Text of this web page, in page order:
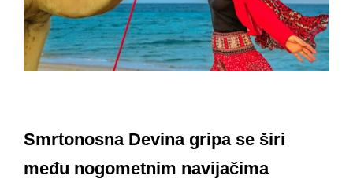
Smrtonosna Devina gripa se širi
među nogometnim navijačima